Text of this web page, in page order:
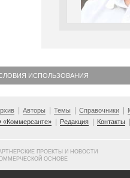
ИСПОЛЬЗОВАНИЯ
Авторы Темы Справочники
«Коммерсанте»
Редакция Контакты
ПРОЕКТЫ И НОВОСТИ
ОСНОВЕ